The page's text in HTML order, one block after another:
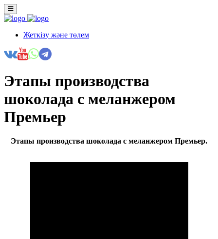
Жеткізу және төлем
Этапы производства
шоколада с меланжером
Премьер
Этапы производства шоколада с меланжером Премьер.